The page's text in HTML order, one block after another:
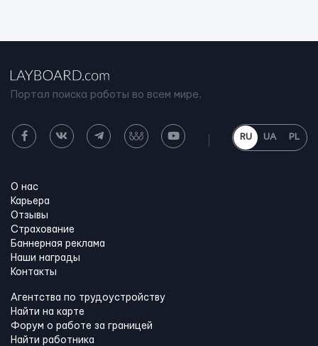
Портал поиска работы во всем мире.
RU UA PL
О нас
Карьера
Отзывы
Страхование
Баннерная реклама
Наши награды
Контакты
Агентства по трудоустройству
Найти на карте
Форум о работе за границей
Найти работника